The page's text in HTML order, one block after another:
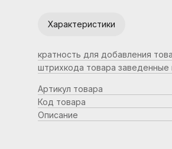
Характеристики
кратность для добавления
штрихкода товара заведенные
Артикул товара
Код товара
Описание